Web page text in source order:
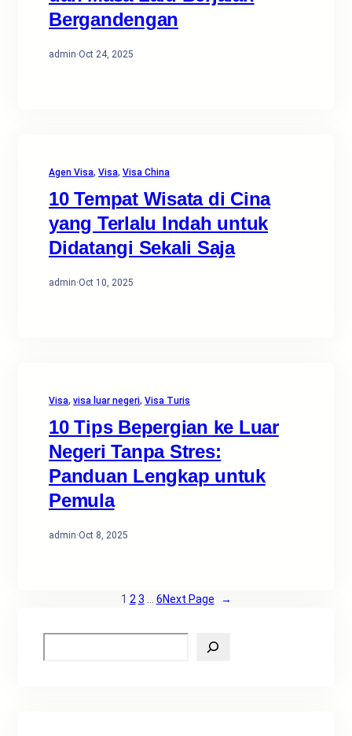
Bergandengan
admin·Oct 24, 2025
Agen Visa, Visa, Visa China
10 Tempat Wisata di Cina
yang Terlalu Indah untuk
Didatangi Sekali Saja
admin·Oct 10, 2025
Visa, visa luar negeri, Visa Turis
10 Tips Bepergian ke Luar
Negeri Tanpa Stres:
Panduan Lengkap untuk
Pemula
admin·Oct 8, 2025
1 2 3 6Next Page →
e